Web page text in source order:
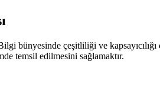
bünyesinde çeşitliliği ve
temsil edilmesini sağlamaktır.